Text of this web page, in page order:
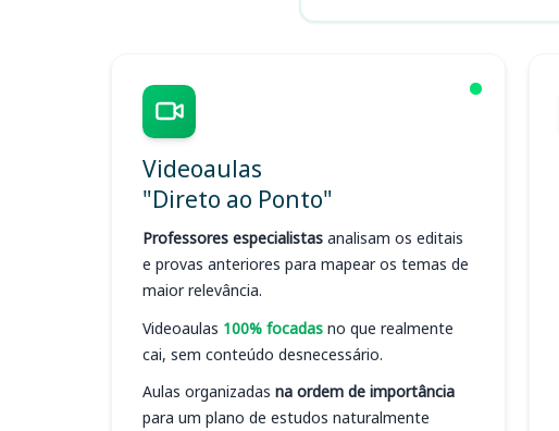
Videoaulas
"Direto ao Ponto"
Professores especialistas analisam os editais
e provas anteriores para mapear os temas de
maior relevância.
Videoaulas 100% focadas no que realmente
cai, sem conteúdo desnecessário.
Aulas organizadas na ordem de importância
para um plano de estudos naturalmente